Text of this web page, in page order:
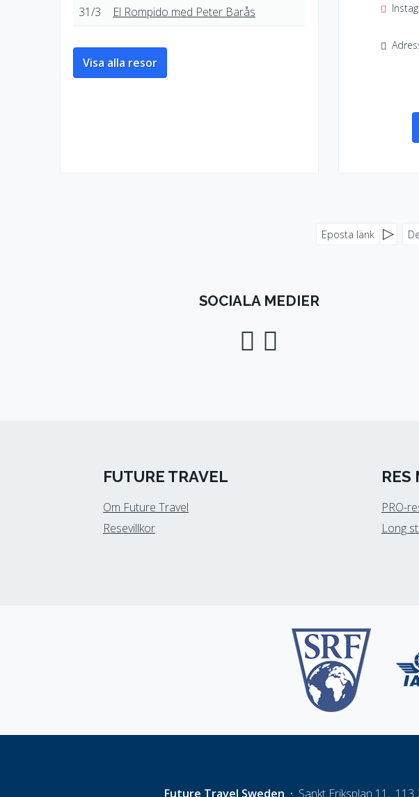
31/3
El Rompido med Peter Barås
Visa alla resor
Eposta länk
SOCIALA MEDIER
FUTURE TRAVEL
Om Future Travel
Resevillkor
RES
PRO-
Long
Future Travel Sweden Sankt Eriksplan 11 113